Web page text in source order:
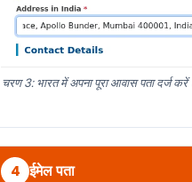
चरण 3: भारत में अपना पूरा आवास पता दर्ज
4 ईमेल पता